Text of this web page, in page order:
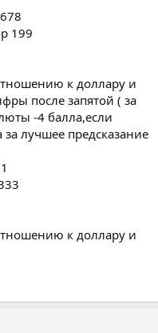
199
к доллару и
после запятой ( за
-4 балла,если
за лучшее предсказание
к доллару и